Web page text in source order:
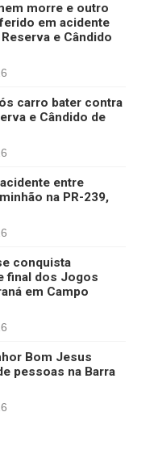
morre e outro
em acidente
e Cândido
carro bater contra
e Cândido de
entre
na PR-239,
conquista
final dos Jogos
em Campo
Bom Jesus
pessoas na Barra